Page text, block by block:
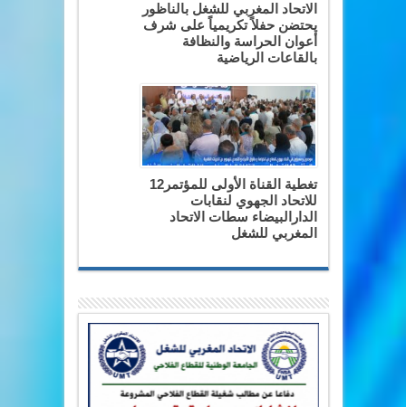
الاتحاد المغربي للشغل بالناظور
يحتضن حفلاً تكريمياً على شرف
أعوان الحراسة والنظافة
بالقاعات الرياضية
تغطية القناة الأولى للمؤتمر12
للاتحاد الجهوي لنقابات
الدارالبيضاء سطات الاتحاد
المغربي للشغل